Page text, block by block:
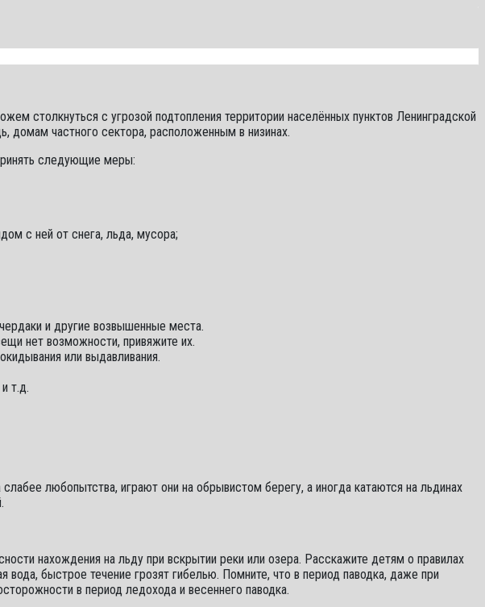
столкнуться с угрозой подтопления территории населённых пунктов Ленинградской
домам частного сектора, расположенным в низинах.
следующие меры:
с ней от снега, льда, мусора;
и другие возвышенные места.
нет возможности, привяжите их.
или выдавливания.
т.д.
любопытства, играют они на обрывистом берегу, а иногда катаются на льдинах
нахождения на льду при вскрытии реки или озера. Расскажите детям о правилах
вода, быстрое течение грозят гибелью. Помните, что в период паводка, даже при
в период ледохода и весеннего паводка.